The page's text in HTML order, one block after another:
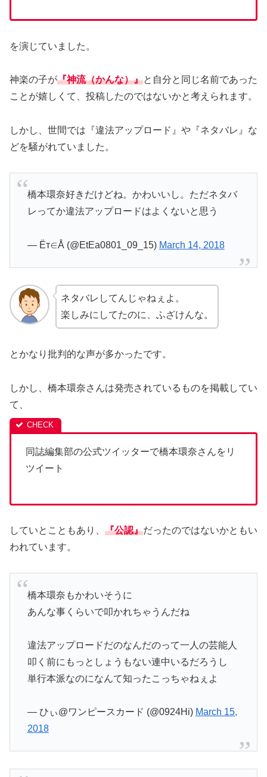
を演じていました。
神楽の子が『神流（かんな）』と自分と同じ名前であった
ことが嬉しくて、投稿したのではないかと考えられます。
しかし、世間では『違法アップロード』や『ネタバレ』な
どを騒がれていました。
橋本環奈好きだけどね。かわいいし。ただネタバ
レってか違法アップロードはよくないと思う
— Ёт∈Å (@EtEa0801_09_15) March 14, 2018
ネタバレしてんじゃねぇよ。
楽しみにしてたのに、ふざけんな。
とかなり批判的な声が多かったです。
しかし、橋本環奈さんは発売されているものを掲載してい
て、
同誌編集部の公式ツイッターで橋本環奈さんをリ
ツイート
していとこともあり、 『公認』だったのではないかともい
われています。
橋本環奈もかわいそうに
あんな事くらいで叩かれちゃうんだね
違法アップロードだのなんだのって一人の芸能人
叩く前にもっとしょうもない連中いるだろうし
単行本派なのになんて知ったこっちゃねぇよ
— ひぃ@ワンピースカード (@0924Hi) March 15,
2018